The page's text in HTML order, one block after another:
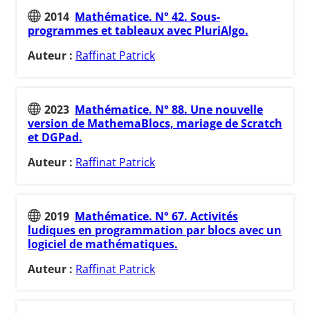
2014 Mathématice. N° 42. Sous-
programmes et tableaux avec PluriAlgo.
Auteur : Raffinat Patrick
2023 Mathématice. N° 88. Une nouvelle
version de MathemaBlocs, mariage de Scratch
et DGPad.
Auteur : Raffinat Patrick
2019 Mathématice. N° 67. Activités
ludiques en programmation par blocs avec un
logiciel de mathématiques.
Auteur : Raffinat Patrick